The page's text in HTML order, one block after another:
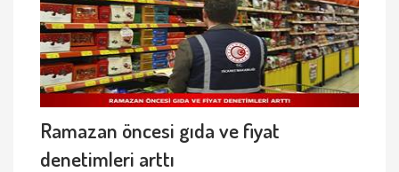
Ramazan öncesi gıda ve fiyat
denetimleri arttı